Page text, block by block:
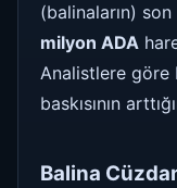
(balinaların)
milyon ADA
Analistlere göre
baskısının
Balina